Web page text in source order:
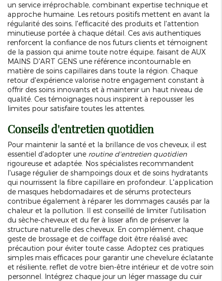
un service irréprochable, combinant expertise technique et
approche humaine. Les retours positifs mettent en avant la
régularité des soins, l'efficacité des produits et l'attention
minutieuse portée à chaque détail. Ces avis authentiques
renforcent la confiance de nos futurs clients et témoignent
de la passion qui anime toute notre équipe, faisant de AUX
MAINS D'ART GENS une référence incontournable en
matière de soins capillaires dans toute la région. Chaque
retour d'expérience valorise notre engagement constant à
offrir des soins innovants et à maintenir un haut niveau de
qualité. Ces témoignages nous inspirent à repousser les
limites pour satisfaire toutes les attentes.
Conseils d'entretien quotidien
Pour maintenir la santé et la brillance de vos cheveux, il est
essentiel d'adopter une routine d'entretien quotidien
rigoureuse et adaptée. Nos spécialistes recommandent
l'usage régulier de shampoings doux et de soins hydratants
qui nourrissent la fibre capillaire en profondeur. L'application
de masques hebdomadaires et de sérums protecteurs
contribue également à réparer les dommages causés par la
chaleur et la pollution. Il est conseillé de limiter l'utilisation
du sèche-cheveux et du fer à lisser afin de préserver la
structure naturelle des cheveux. En complément, chaque
geste de brossage et de coiffage doit être réalisé avec
précaution pour éviter toute casse. Adoptez ces pratiques
simples mais efficaces pour garantir une chevelure éclatante
et résiliente, reflet de votre bien-être intérieur et de votre soin
personnel. Intégrez chaque jour un léger massage du cuir